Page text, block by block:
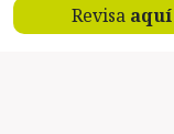
Revisa